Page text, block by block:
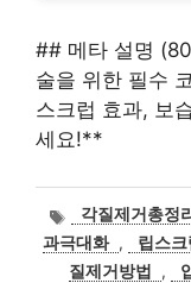
## 메타 설명
술을 위한 필수
스크럽 효과, 보
세요!**
태
그
각질제거총정리
과극대화 , 립스크
질제거방법
,